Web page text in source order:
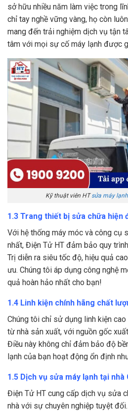
sở hữu nhiều năm làm việc trong
chỉ tay nghề vững vàng, họ còn
mang đến trải nghiệm dịch vụ tận
tâm với mọi sự cố máy lạnh được
Kỹ thuật viên HTsửa máy lạnh
1.3 Trang thiết bị sửa chữa hiện
Với hệ thống máy móc và công cụ
nhất, Điện Tử HT đảm bảo quy
Trị diễn ra siêu tốc độ, hiệu quả
ưu. Chúng tôi áp dụng công nghệ
quả hoàn hảo nhất cho bạn!
1.4 Linh kiện chính hãng chất
Chúng tôi chỉ sử dụng linh kiện
từ nhà sản xuất, với nguồn gốc
Điều này không chỉ đảm bảo độ
lạnh của bạn hoạt động ổn định
1.5 Dịch vụ sửa máy lạnh tại nhà
Điện Tử HT cung cấp dịch vụ sửa
nhà với sự chuyên nghiệp tuyệt